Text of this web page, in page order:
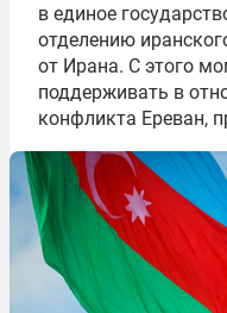
в единое
отделению
от Ирана. С этого
поддерживать в
конфликта Ереван,